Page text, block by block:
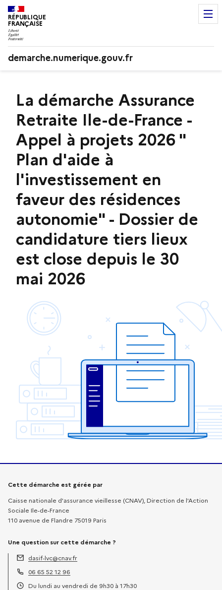
RÉPUBLIQUE
FRANÇAISE
demarche.numerique.gouv.fr
La démarche Assurance
Retraite Ile-de-France -
Appel à projets 2026 "
Plan d'aide à
l'investissement en
faveur des résidences
autonomie" - Dossier de
candidature tiers lieux
est close depuis le 30
mai 2026
Informations sur la démarche
Cette démarche est gérée par
Caisse nationale d'assurance vieillesse (CNAV), Direction de l'Action
Sociale Ile-de-France
110 avenue de Flandre 75019 Paris
Une question sur cette démarche ?
Adresse électronique :
dasif-lvc@cnav.fr
Téléphone :
06 65 52 12 96
Du lundi au vendredi de 9h30 à 17h30